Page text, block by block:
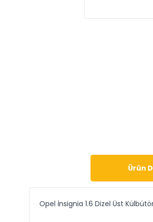
Ürün
Opel İnsignia 1.6 Dizel Üst